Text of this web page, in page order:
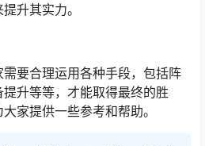
升其实力。
要合理运用各种手段，包括阵
升等等，才能取得最终的胜
家提供一些参考和帮助。